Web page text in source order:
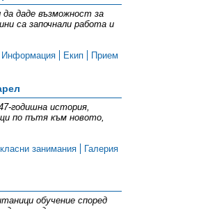
да даде възможност за
са започнали работа и
Информация
Екип Прием
годишна история,
по пътя към новото,
занимания Галерия
обучение според